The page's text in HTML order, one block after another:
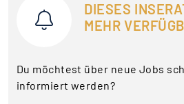
DIESES
MEHR
Du möchtest über neue Jobs
informiert werden?